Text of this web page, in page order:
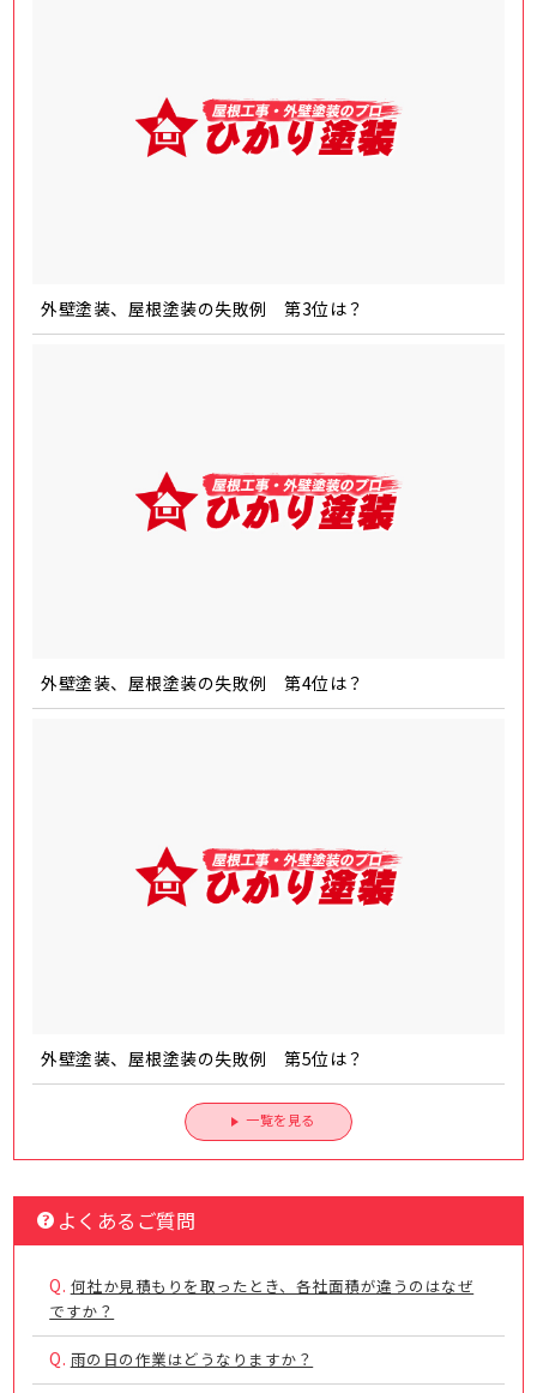
外壁塗装、屋根塗装の失敗例 第3位は？
外壁塗装、屋根塗装の失敗例 第4位は？
外壁塗装、屋根塗装の失敗例 第5位は？
一覧を見る
よくあるご質問
Q. 何社か見積もりを取ったとき、各社面積が違うのはなぜ
ですか？
Q. 雨の日の作業はどうなりますか？